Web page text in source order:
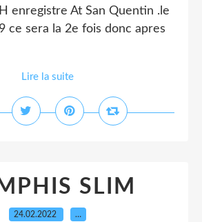
enregistre At San Quentin .le
ce sera la 2e fois donc apres
Lire la suite
SLIM
24.02.2022 …